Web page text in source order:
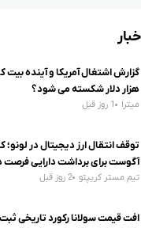
هزار دلار شکسته می شود؟
میترا 1 روز قبل
توقف انتقال ارز دیجیتال در لونو؛
آگوست برای برداشت دارایی فرصت
تیم مستر کریپتو 2 روز قبل
افت قیمت سولانا رکورد تاریخی ثبت